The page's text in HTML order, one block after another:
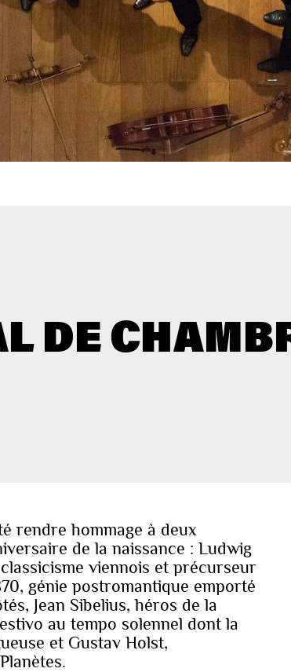
DE
rendre hommage à deux
de la naissance : Ludwig
viennois et précurseur
génie postromantique emporté
Jean Sibelius, héros de la
au tempo solennel dont la
et Gustav Holst,